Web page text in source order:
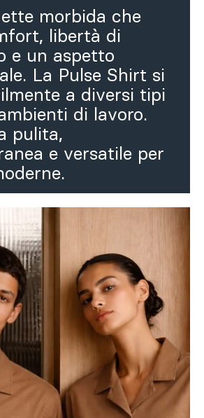
morbida che
libertà di
e un aspetto
La Pulse Shirt si
a diversi tipi
di lavoro.
pulita,
e versatile per